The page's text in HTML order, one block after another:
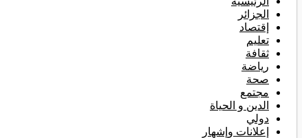
الجزائر
إقتصاد
تعليم
ثقافة
رياضة
صحة
مجتمع
الدين و الحياة
دولي
إعلانات وإشهار